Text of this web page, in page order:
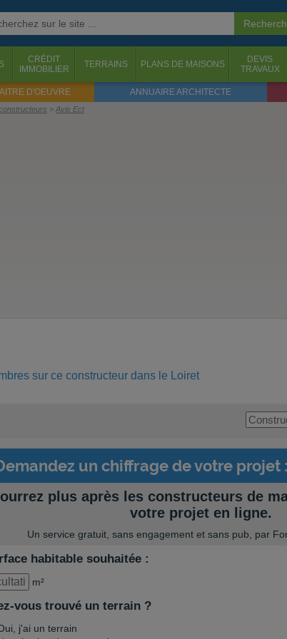
CRÉDIT
IMMOBILIER
TERRAINS PLANS DE MAISONS
DEVIS
TRAVAUX
D'OEUVRE ANNUAIRE ARCHITECTE
Avis Ect
sur ce constructeur dans le Loiret
un chiffrage de votre projet :
plus après les constructeurs de
votre projet en ligne.
Un service gratuit, sans engagement et sans pub, par
habitable souhaitée :
m²
vous trouvé un terrain ?
j'ai un terrain